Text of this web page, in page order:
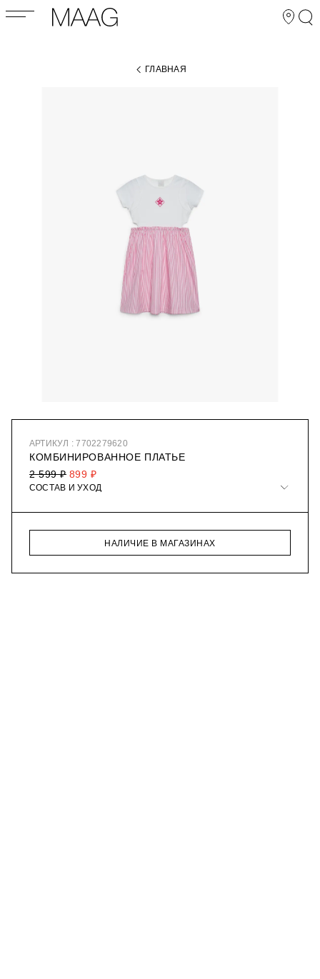
ГЛАВНАЯ
АРТИКУЛ : 7702279620
КОМБИНИРОВАННОЕ ПЛАТЬЕ
899 ₽
2 599 ₽
СОСТАВ И УХОД
НАЛИЧИЕ В МАГАЗИНАХ